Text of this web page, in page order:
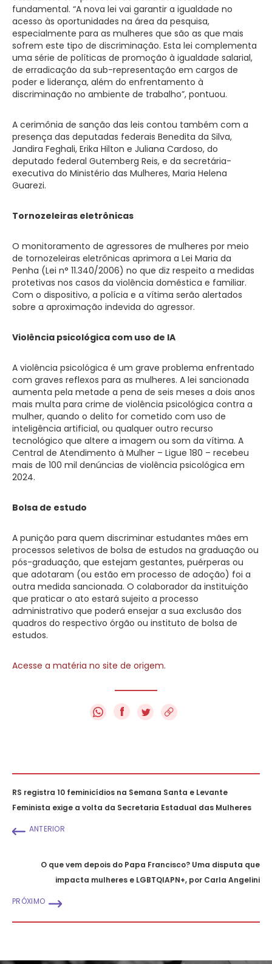
fundamental. “A nova lei vai garantir a igualdade no
acesso às oportunidades na área da pesquisa,
especialmente para as mulheres que são as que mais
sofrem este tipo de discriminação. Esta lei complementa
uma série de políticas de promoção à igualdade salarial,
de erradicação da sub-representação em cargos de
poder e liderança, além do enfrentamento à
discriminação no ambiente de trabalho”, pontuou.
A cerimônia de sanção das leis contou também com a
presença das deputadas federais Benedita da Silva,
Jandira Feghali, Erika Hilton e Juliana Cardoso, do
deputado federal Gutemberg Reis, e da secretária-
executiva do Ministério das Mulheres, Maria Helena
Guarezi.
Tornozeleiras eletrônicas
O monitoramento de agressores de mulheres por meio
de tornozeleiras eletrônicas aprimora a Lei Maria da
Penha (Lei n° 11.340/2006) no que diz respeito a medidas
protetivas nos casos da violência doméstica e familiar.
Com o dispositivo, a polícia e a vítima serão alertados
sobre a aproximação indevida do agressor.
Violência psicológica com uso de IA
A violência psicológica é um grave problema enfrentado
com graves reflexos para as mulheres. A lei sancionada
aumenta pela metade a pena de seis meses a dois anos
mais multa para crime de violência psicológica contra a
mulher, quando o delito for cometido com uso de
inteligência artificial, ou qualquer outro recurso
tecnológico que altere a imagem ou som da vítima. A
Central de Atendimento à Mulher – Ligue 180 – recebeu
mais de 100 mil denúncias de violência psicológica em
2024.
Bolsa de estudo
A punição para quem discriminar estudantes mães em
processos seletivos de bolsa de estudos na graduação ou
pós-graduação, que estejam gestantes, puérperas ou
que adotaram (ou estão em processo de adoção) foi a
outra medida sancionada. O colaborador da instituição
que praticar o ato estará sujeito a processo
administrativo que poderá ensejar a sua exclusão dos
quadros do respectivo órgão ou instituto de bolsa de
estudos.
Acesse a matéria no site de origem.
f
RS registra 10 feminicídios na Semana Santa e Levante
Feminista exige a volta da Secretaria Estadual das Mulheres
ANTERIOR
O que vem depois do Papa Francisco? Uma disputa que
impacta mulheres e LGBTQIAPN+, por Carla Angelini
PRÓXIMO